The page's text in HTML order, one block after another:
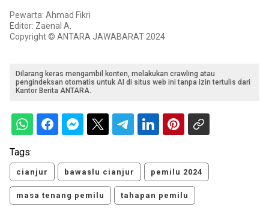
Pewarta: Ahmad Fikri
Editor: Zaenal A.
Copyright © ANTARA JAWABARAT 2024
Dilarang keras mengambil konten, melakukan crawling atau
pengindeksan otomatis untuk AI di situs web ini tanpa izin tertulis dari
Kantor Berita ANTARA.
Tags:
cianjur bawaslu cianjur pemilu 2024
masa tenang pemilu tahapan pemilu